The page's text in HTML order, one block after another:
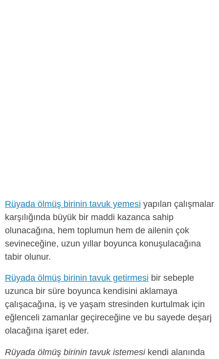
Rüyada ölmüş birinin tavuk yemesi yapılan çalışmalar
karşılığında büyük bir maddi kazanca sahip
olunacağına, hem toplumun hem de ailenin çok
sevineceğine, uzun yıllar boyunca konuşulacağına
tabir olunur.
Rüyada ölmüş birinin tavuk getirmesi bir sebeple
uzunca bir süre boyunca kendisini aklamaya
çalışacağına, iş ve yaşam stresinden kurtulmak için
eğlenceli zamanlar geçireceğine ve bu sayede deşarj
olacağına işaret eder.
Rüyada ölmüş birinin tavuk istemesikendi alanında